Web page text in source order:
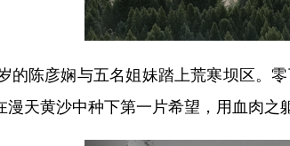
陈彦娴与五名姐妹踏上荒寒坝区。零
天黄沙中种下第一片希望，用血肉之